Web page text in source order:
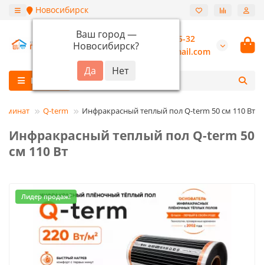
Новосибирск
Ваш город —
Новосибирск?
+7 (913) 987-55-32
burannsk@gmail.com
Каталог
Q-term Инфракрасный теплый пол Q-term 50 см 110 Вт
Инфракрасный теплый пол Q-term 50
см 110 Вт
Лидер продаж!